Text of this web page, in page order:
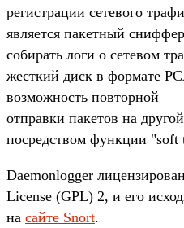
регистрации сетевого
является пакетный
собирать логи о сетевом
жесткий диск в формате
возможность повторной
отправки пакетов на
посредством функции "soft
Daemonlogger
License (GPL) 2, и его
на сайте Snort.